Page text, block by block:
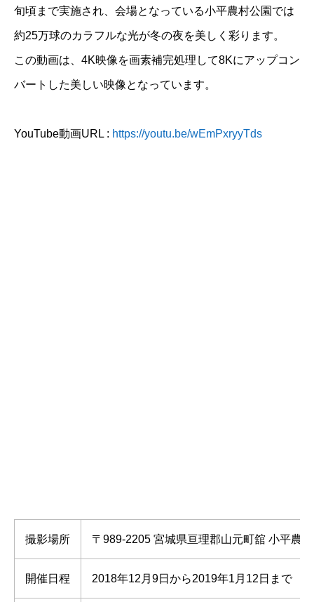
旬頃まで実施され、会場となっている小平農村公園では
約25万球のカラフルな光が冬の夜を美しく彩ります。
この動画は、4K映像を画素補完処理して8Kにアップコン
バートした美しい映像となっています。
YouTube動画URL : https://youtu.be/wEmPxryyTds
撮影場所 〒989-2205 宮城県亘理郡山元町舘 小平農
開催日程 2018年12月9日から2019年1月12日まで